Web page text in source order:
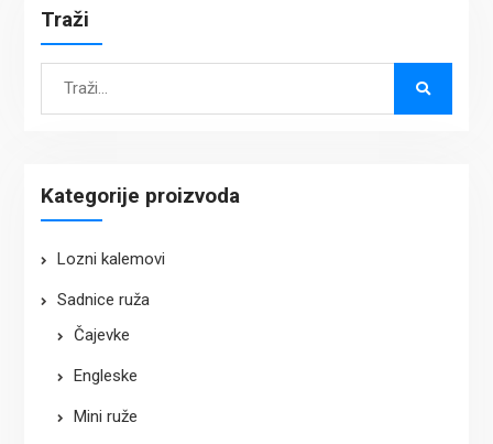
Traži
Search
Kategorije proizvoda
Lozni kalemovi
Sadnice ruža
Čajevke
Engleske
Mini ruže